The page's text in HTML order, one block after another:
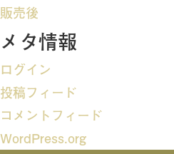
ー
シ
ョ
ン
販売後
メタ情報
ログイン
投稿フィード
コメントフィード
WordPress.org